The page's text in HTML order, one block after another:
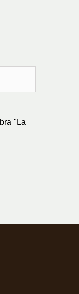
"La